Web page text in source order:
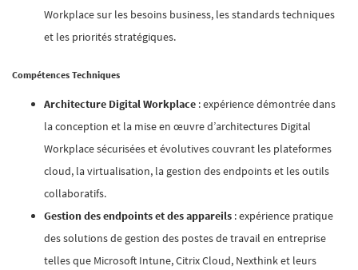
Workplace sur les besoins business, les standards techniques
et les priorités stratégiques.
Compétences Techniques
Architecture Digital Workplace : expérience démontrée dans
la conception et la mise en œuvre d’architectures Digital
Workplace sécurisées et évolutives couvrant les plateformes
cloud, la virtualisation, la gestion des endpoints et les outils
collaboratifs.
Gestion des endpoints et des appareils : expérience pratique
des solutions de gestion des postes de travail en entreprise
telles que Microsoft Intune, Citrix Cloud, Nexthink et leurs